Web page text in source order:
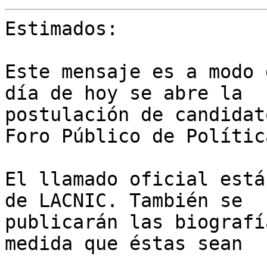
Estimados:
Este mensaje es a
día de hoy se abre la
postulación de
Foro Público de
El llamado oficial
de LACNIC. También se
publicarán las
medida que éstas sean